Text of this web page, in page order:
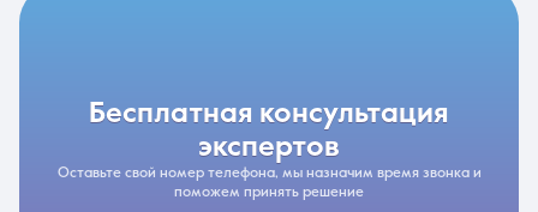
бесплатная консультация
экспертов
Оставьте свой номер телефона, мы назначим время звонка и
поможем принять решение